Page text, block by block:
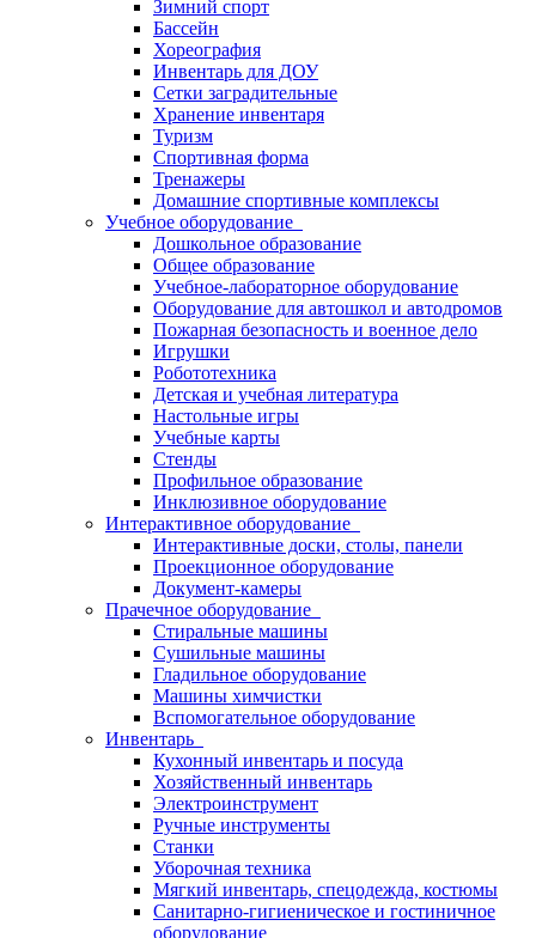
Зимний спорт
Бассейн
Хореография
Инвентарь для ДОУ
Сетки заградительные
Хранение инвентаря
Туризм
Спортивная форма
Тренажеры
Домашние спортивные комплексы
Учебное оборудование
Дошкольное образование
Общее образование
Учебное-лабораторное оборудование
Оборудование для автошкол и автодромов
Пожарная безопасность и военное дело
Игрушки
Робототехника
Детская и учебная литература
Настольные игры
Учебные карты
Стенды
Профильное образование
Инклюзивное оборудование
Интерактивное оборудование
Интерактивные доски, столы, панели
Проекционное оборудование
Документ-камеры
Прачечное оборудование
Стиральные машины
Сушильные машины
Гладильное оборудование
Машины химчистки
Вспомогательное оборудование
Инвентарь
Кухонный инвентарь и посуда
Хозяйственный инвентарь
Электроинструмент
Ручные инструменты
Станки
Уборочная техника
Мягкий инвентарь, спецодежда, костюмы
Санитарно-гигиеническое и гостиничное
оборудование